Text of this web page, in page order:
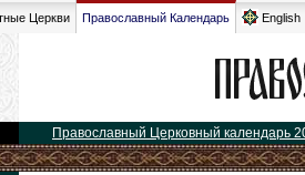
Церкви Православный Календарь English
Православный Церковный календарь